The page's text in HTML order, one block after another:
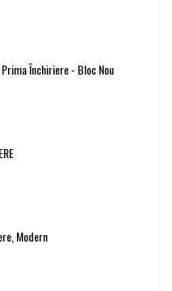
Închiriere - Bloc Nou
Modern